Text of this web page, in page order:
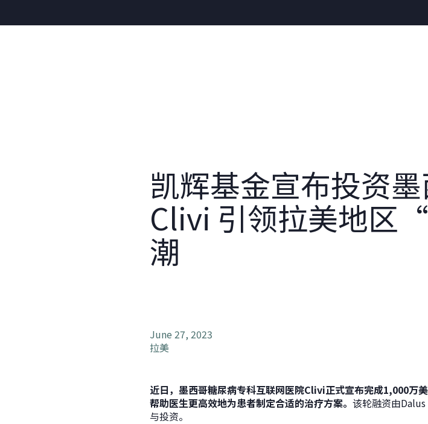
凯辉基金宣布投资
Clivi 引领拉美地区
潮
June 27, 2023
拉美
近日，墨西哥糖尿病专科互联网医院Clivi正式宣布完成1,000万
帮助医生更高效地为患者制定合适的治疗方案。 该轮融资由
与投资。